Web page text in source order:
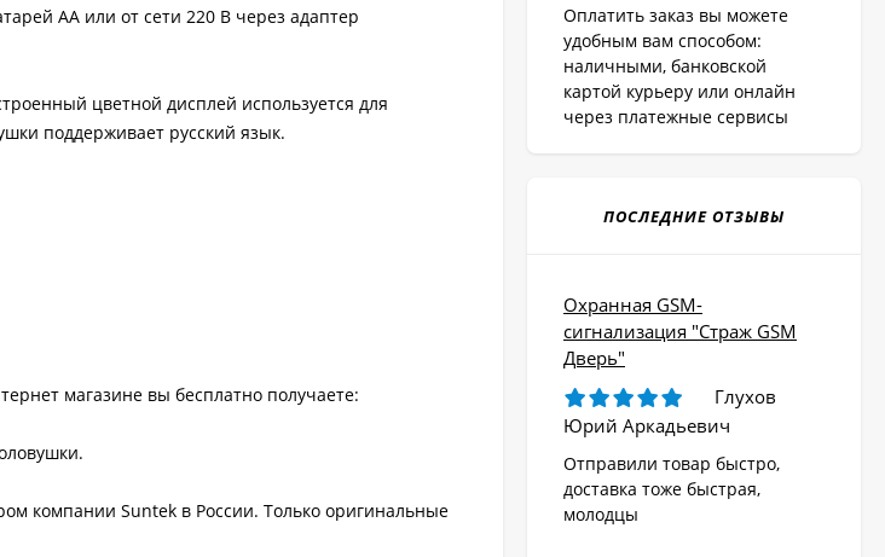
АА или от сети 220 В через адаптер
цветной дисплей используется для
поддерживает русский язык.
магазине вы бесплатно получаете:
компании Suntek в России. Только оригинальные
Оплатить заказ вы можете
удобным вам способом:
наличными, банковской
картой курьеру или онлайн
через платежные сервисы
ПОСЛЕДНИЕ ОТЗЫВЫ
Охранная GSM-
сигнализация "Страж GSM
Дверь"
Глухов
Юрий Аркадьевич
Отправили товар быстро,
доставка тоже быстрая,
молодцы